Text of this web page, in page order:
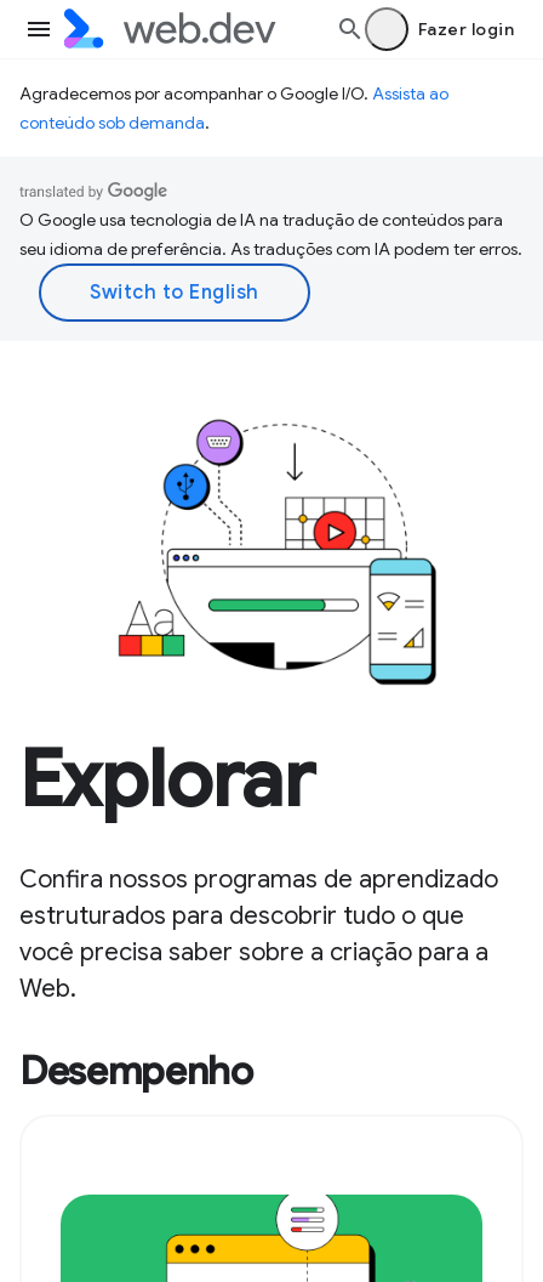
Fazer login
Agradecemos por acompanhar o Google I/O. Assista ao
conteúdo sob demanda.
O Google usa tecnologia de IA na tradução de conteúdos para
seu idioma de preferência. As traduções com IA podem ter erros.
Explorar
Confira nossos programas de aprendizado
estruturados para descobrir tudo o que
você precisa saber sobre a criação para a
Web.
Desempenho